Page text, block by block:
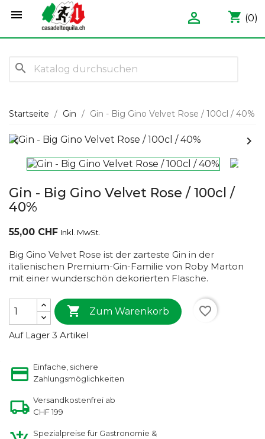
 shopping_cart (0)

search
Startseite Gin Gin - Big Gino Velvet Rose / 100cl / 40%
 
Gin - Big Gino Velvet Rose / 100cl /
40%
55,00 CHF Inkl. MwSt.
Big Gino Velvet Rose ist der zarteste Gin in der
italienischen Premium-Gin-Familie von Roby Marton
mit einer wunderschön dekorierten Flasche.
 Zum Warenkorb favorite_border
Auf Lager 3 Artikel
Einfache, sichere
Zahlungsmöglichkeiten
Versandkostenfrei ab
CHF 199
Spezialpreise für Gastronomie &